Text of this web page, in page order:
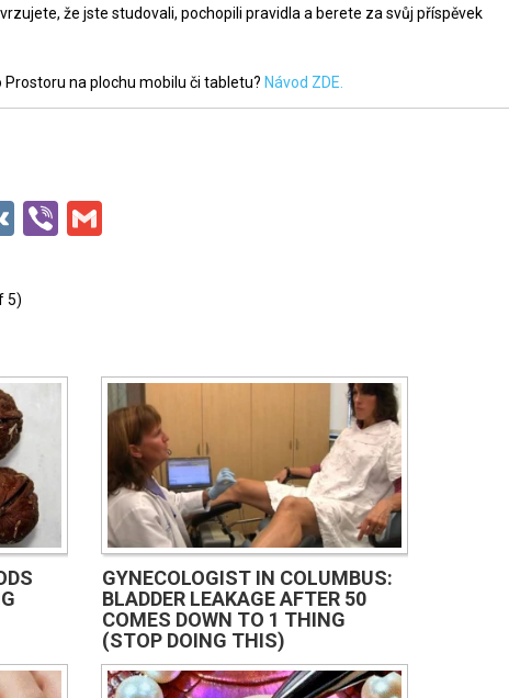
že jste studovali, pochopili pravidla a berete za svůj příspěvek
na plochu mobilu či tabletu? Návod ZDE.
VKViberGmail
5)
GYNECOLOGIST IN COLUMBUS:
BLADDER LEAKAGE AFTER 50
COMES DOWN TO 1 THING
(STOP DOING THIS)